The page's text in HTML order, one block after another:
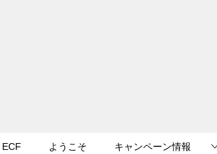
ECF ようこそ キャンペーン情報